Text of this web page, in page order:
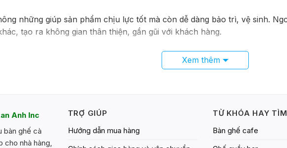
những giúp sản phẩm chịu lực tốt mà còn dễ dàng bảo trì, vệ sinh.
tạo ra không gian thân thiện, gần gũi với khách hàng.
nổi bật với khung sườn làm từ sắt chắc chắn, chống oxy hóa, không
Đặc biệt, tính năng vận chuyển và lắp đặt dễ dàng là lợi thế lớn của sản
Xem thêm
Anh Inc
bàn ghế cà
cho nhà hàng,
TRỢ GIÚP
Hướng dẫn mua hàng
TỪ KHÓA HAY TÌM
Bàn ghế cafe